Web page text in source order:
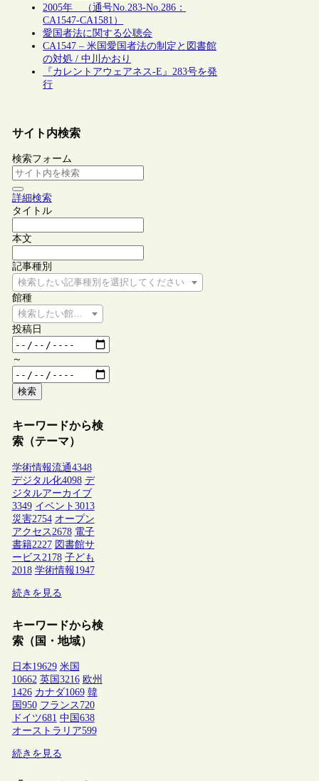
2005年 （通号No.283-No.286：
CA1547-CA1581）
愛国者法に関する公聴会
CA1547 – 米国愛国者法の制定と図書館
の対処 / 中川かおり
『カレントアウェアネス-E』283号を発
行
サイト内検索
検索フォーム
詳細検索
タイトル
本文
記事種別
検索したい記事種別を選択してください
館種
検索したい館種を選択してください
投稿日
～
検索
キーワードから検
索（テーマ）
学術情報流通4348
デジタル化4098 デ
ジタルアーカイブ
3349 イベント 3013
災害2754 オープン
アクセス 2678 電子
書籍2227 図書館サ
ービス 2178 子ども
2018 学術情報1947
続きを見る
キーワードから検
索（国・地域）
日本19629 米国
10662 英国 3216 欧州
1426 カナダ1069 韓
国 950 フランス 720
ドイツ681 中国 638
オーストラリア599
続きを見る